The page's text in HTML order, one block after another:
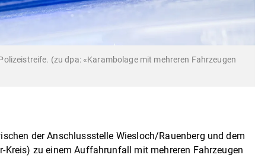
(zu dpa: «Karambolage mit mehreren Fahrzeugen
der Anschlussstelle Wiesloch/Rauenberg und dem
Kreis) zu einem Auffahrunfall mit mehreren Fahrzeugen